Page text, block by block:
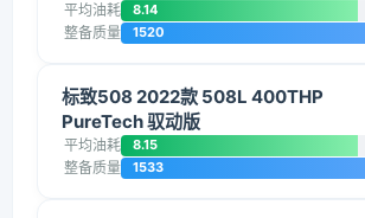
平均油耗 8.14
整备质量 1520
标致508 2022款 508L 400THP
PureTech 驭动版
平均油耗 8.15
整备质量 1533